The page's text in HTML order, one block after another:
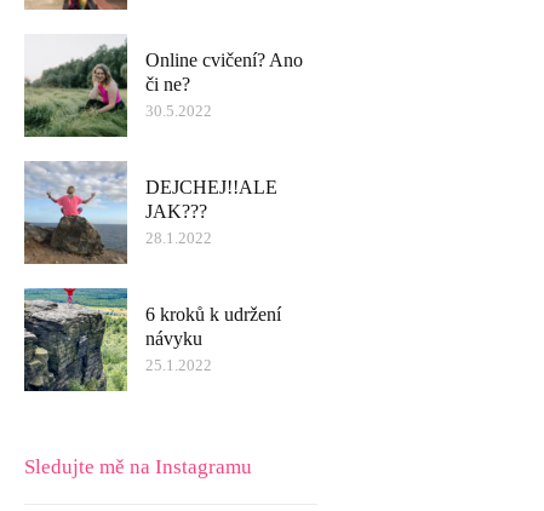
Online cvičení? Ano
či ne?
30.5.2022
DEJCHEJ!!ALE
JAK???
28.1.2022
6 kroků k udržení
návyku
25.1.2022
Sledujte mě na Instagramu